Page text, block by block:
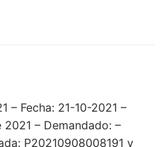
– Fecha: 21-10-2021 –
– Demandado: –
P20210908008191 y